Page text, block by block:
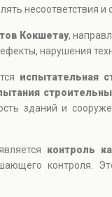
несоответствия и
Кокшетау,
нарушения
испытательная
зданий и
контроль
контроля.